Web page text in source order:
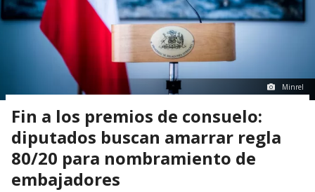
Minrel
Fin a los premios de consuelo:
diputados buscan amarrar regla
80/20 para nombramiento de
embajadores